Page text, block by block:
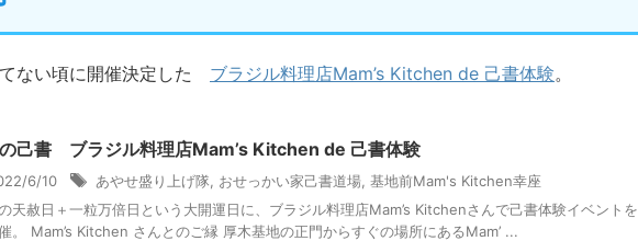
ない頃に開催決定した ブラジル料理店Mam’s Kitchen de 己書体験。
己書 ブラジル料理店Mam’s Kitchen de 己書体験
6/10 あやせ盛り上げ隊 おせっかい家己書道場 基地前Mam's Kitchen幸座
天赦日＋一粒万倍日という大開運日に、ブラジル料理店Mam’s Kitchenさんで己書体験イベントを
。 Mam’s Kitchen さんとのご縁 厚木基地の正門からすぐの場所にあるMam’ ...